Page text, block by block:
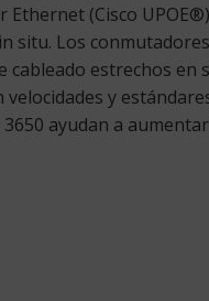
(Cisco
Los
estrechos
y
ayudan a